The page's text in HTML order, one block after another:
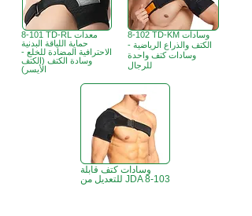
8-101 TD-RL معدات
حماية اللياقة البدنية
الاحترافية المضادة للخلع -
وسادة الكتف (الكتف
الأيسر)
8-102 TD-KM وسادات
الكتف والذراع الرياضية -
وسادات كتف واحدة
للرجال
وسادات كتف قابلة
للتعديل من JDA 8-103